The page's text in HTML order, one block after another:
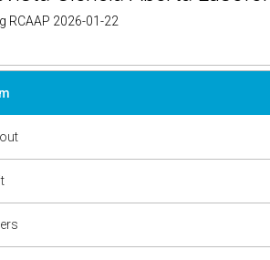
RCAAP 2026-01-22